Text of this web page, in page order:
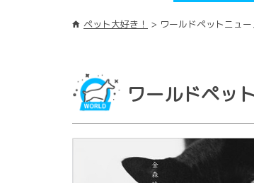
ペット大好き！ ワールドペットニュー
ワールドペッ